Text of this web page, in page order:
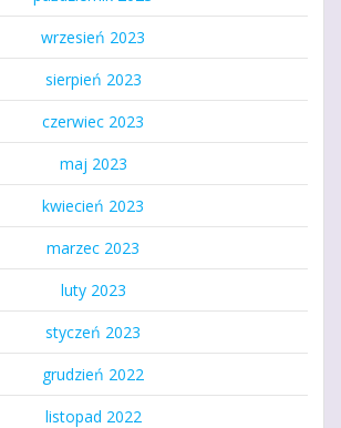
wrzesień 2023
sierpień 2023
czerwiec 2023
maj 2023
kwiecień 2023
marzec 2023
luty 2023
styczeń 2023
grudzień 2022
listopad 2022